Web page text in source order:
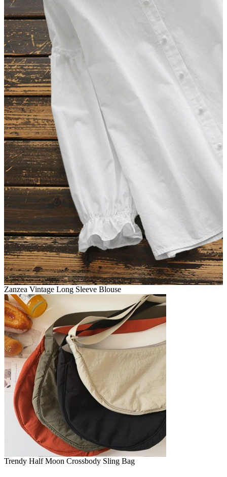
Zanzea Vintage Long Sleeve Blouse
Trendy Half Moon Crossbody Sling Bag